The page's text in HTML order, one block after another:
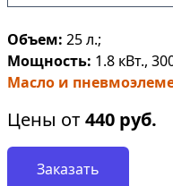
Объем: 25 л.;
Мощность: 1.8 кВт.,
Масло и
Цены от440 руб.
Заказать